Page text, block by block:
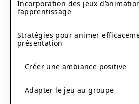
Incorporation des jeux
l’apprentissage
Stratégies pour animer
présentation
Créer une ambiance positive
Adapter le jeu au groupe